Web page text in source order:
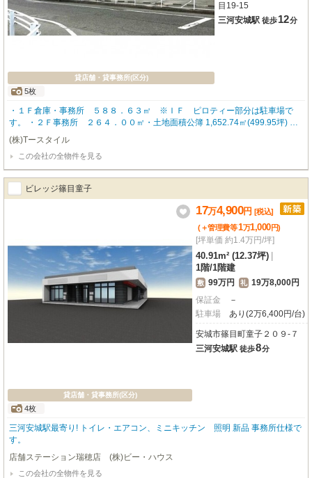
貸店舗・貸事務所(区分)
5枚
目19-15
三河安城駅 徒歩12分
・１Ｆ倉庫・事務所 ５８８．６３㎡ ※ＩＦ ピロティー部分は駐車場で
す。 ・２Ｆ事務所 ２６４．００㎡・土地面積公簿 1,652.74㎡(499.95坪) 駐
車場有 無料 空き23台 ・都市ガス前面道路有（引込無）
(株)Tースタイル
この会社の全物件を見る
ビレッジ篠目童子
貸店舗・貸事務所(区分)
4枚
17万4,900円 [税込]
(＋管理費等1万1,000円)
[坪単価 約1.4万円/坪]
40.91m² (12.37坪)
1階/1階建
敷 99万円 礼 19万8,000円
保証金
－
駐車場
あり(2万6,400円/台)
安城市篠目町童子２０９-７
三河安城駅 徒歩8分
三河安城駅最寄り! トイレ・エアコン、ミニキッチン 照明 新品 事務所仕様で
す。
店舗ステーション瑞穂店 (株)ビー・ハウス
この会社の全物件を見る